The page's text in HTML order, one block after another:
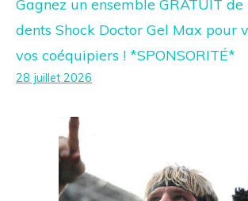
Gagnez un ensemble GRATUIT
dents Shock Doctor Gel Max pour
vos coéquipiers ! *SPONSORITÉ*
28 juillet 2026